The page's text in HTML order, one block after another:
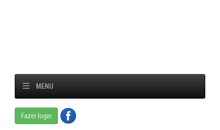
MENU
Fazer login